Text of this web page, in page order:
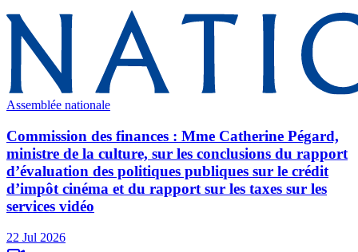
Assemblée nationale
Commission des finances : Mme Catherine Pégard,
ministre de la culture, sur les conclusions du rapport
d’évaluation des politiques publiques sur le crédit
d’impôt cinéma et du rapport sur les taxes sur les
services vidéo
22 Jul 2026